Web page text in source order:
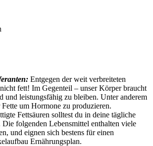
Entgegen der weit verbreiteten
fett! Im Gegenteil – unser Körper braucht
und leistungsfähig zu bleiben. Unter anderem
um Hormone zu produzieren.
Fettsäuren solltest du in deine tägliche
Die folgenden Lebensmittel enthalten viele
und eignen sich bestens für einen
Ernährungsplan.